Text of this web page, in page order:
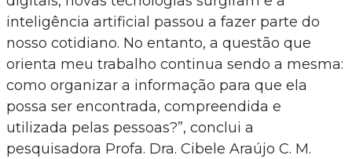
inteligência artificial passou a fazer parte do
nosso cotidiano. No entanto, a questão que
orienta meu trabalho continua sendo a mesma:
como organizar a informação para que ela
possa ser encontrada, compreendida e
utilizada pelas pessoas?”, conclui a
pesquisadora Profa. Dra. Cibele Araújo C. M.